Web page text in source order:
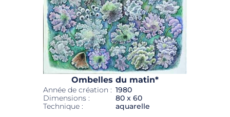
Ombelles du matin*
Année de création : 1980
Dimensions :
80 x 60
Technique :
aquarelle